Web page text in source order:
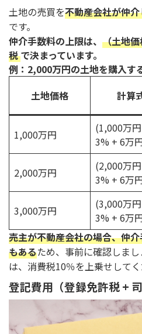
土地の売買を不動産会社が仲
です。
仲介手数料の上限は、 （土地
税 で決まっています。
例：2,000万円の土地を購入す
土地価格
計算
1,000万円
(1,000万
3% + 6万
2,000万円
(2,000万
3% + 6万
3,000万円
(3,000万
3% + 6万
売主が不動産会社の場合、仲
もあるため、事前に確認しま
は、消費税10％を上乗せしてく
登記費用（登録免許税 + 司